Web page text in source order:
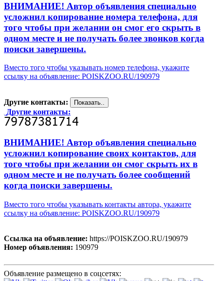
ВНИМАНИЕ! Автор объявления специально
усложнил копирование номера телефона, для
того чтобы при желании он смог его скрыть в
одном месте и не получать более звонков когда
поиски завершены.
Вместо того чтобы указывать номер телефона, укажите
ссылку на объявление: POISKZOO.RU/190979
Другие контакты:
Другие контакты:
ВНИМАНИЕ! Автор объявления специально
усложнил копирование своих контактов, для
того чтобы при желании он смог скрыть их в
одном месте и не получать более сообщений
когда поиски завершены.
Вместо того чтобы указывать контакты автора, укажите
ссылку на объявление: POISKZOO.RU/190979
Ссылка на объявление: https://POISKZOO.RU/190979
Номер объявления: 190979
Объявление размещено в соцсетях: